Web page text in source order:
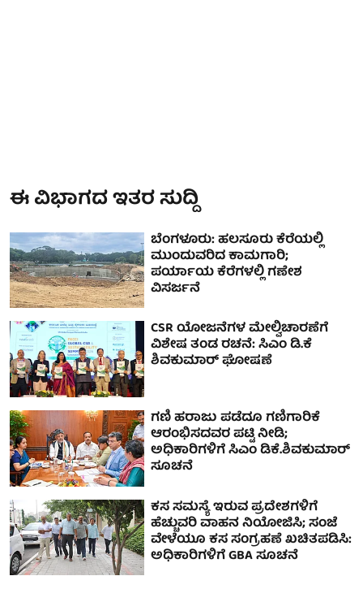
ಈ ವಿಭಾಗದ ಇತರ ಸುದ್ದಿ
ಬೆಂಗಳೂರು: ಹಲಸೂರು ಕೆರೆಯಲ್ಲಿ
ಮುಂದುವರಿದ ಕಾಮಗಾರಿ;
ಪರ್ಯಾಯ ಕೆರೆಗಳಲ್ಲಿ ಗಣೇಶ
ವಿಸರ್ಜನೆ
CSR ಯೋಜನೆಗಳ ಮೇಲ್ವಿಚಾರಣೆಗೆ
ವಿಶೇಷ ತಂಡ ರಚನೆ: ಸಿಎಂ ಡಿ.ಕೆ
ಶಿವಕುಮಾರ್ ಘೋಷಣೆ
ಗಣಿ ಹರಾಜು ಪಡೆದೂ ಗಣಿಗಾರಿಕೆ
ಆರಂಭಿಸದವರ ಪಟ್ಟಿ ನೀಡಿ;
ಅಧಿಕಾರಿಗಳಿಗೆ ಸಿಎಂ ಡಿಕೆ.ಶಿವಕುಮಾರ್
ಸೂಚನೆ
ಕಸ ಸಮಸ್ಯೆ ಇರುವ ಪ್ರದೇಶಗಳಿಗೆ
ಹೆಚ್ಚುವರಿ ವಾಹನ ನಿಯೋಜಿಸಿ; ಸಂಜೆ
ವೇಳೆಯೂ ಕಸ ಸಂಗ್ರಹಣೆ ಖಚಿತಪಡಿಸಿ:
ಅಧಿಕಾರಿಗಳಿಗೆ GBA ಸೂಚನೆ